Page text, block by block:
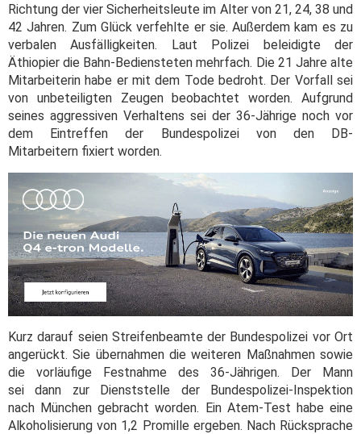
Richtung der vier Sicherheitsleute im Alter von 21, 24, 38 und
42 Jahren. Zum Glück verfehlte er sie. Außerdem kam es zu
verbalen Ausfälligkeiten. Laut Polizei beleidigte der
Äthiopier die Bahn-Bediensteten mehrfach. Die 21 Jahre alte
Mitarbeiterin habe er mit dem Tode bedroht. Der Vorfall sei
von unbeteiligten Zeugen beobachtet worden. Aufgrund
seines aggressiven Verhaltens sei der 36-Jährige noch vor
dem Eintreffen der Bundespolizei von den DB-
Mitarbeitern fixiert worden.
Kurz darauf seien Streifenbeamte der Bundespolizei vor Ort
angerückt. Sie übernahmen die weiteren Maßnahmen sowie
die vorläufige Festnahme des 36-Jährigen. Der Mann
sei dann zur Dienststelle der Bundespolizei-Inspektion
nach München gebracht worden. Ein Atem-Test habe eine
Alkoholisierung von 1,2 Promille ergeben. Nach Rücksprache